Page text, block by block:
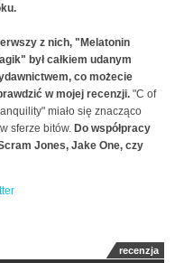
z nich, "Melatonin
był całkiem udanym
co możecie
ć w mojej recenzji. "C of
miało się znacząco
sferze bitów. Do współpracy
Jones, Jake One, czy
recenzja